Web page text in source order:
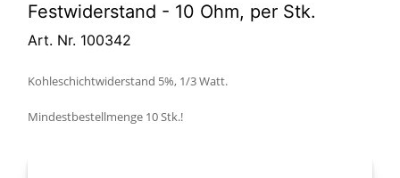
Festwiderstand - 10 Ohm, per Stk.
Art. Nr. 100342
Kohleschichtwiderstand 5%, 1/3 Watt.
Mindestbestellmenge 10 Stk.!